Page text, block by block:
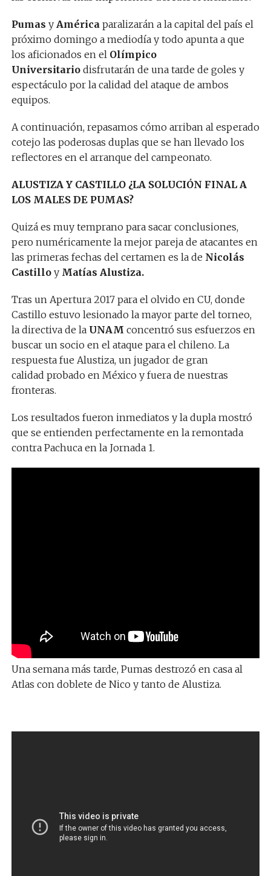
Pumas y América paralizarán a la capital del país el
próximo domingo a mediodía y todo apunta a que
los aficionados en el Olímpico
Universitariodisfrutarán de una tarde de goles y
espectáculo por la calidad del ataque de ambos
equipos.
A continuación, repasamos cómo arriban al esperado
cotejo las poderosas duplas que se han llevado los
reflectores en el arranque del campeonato.
ALUSTIZA Y CASTILLO ¿LA SOLUCIÓN FINAL A
LOS MALES DE PUMAS?
Quizá es muy temprano para sacar conclusiones,
pero numéricamente la mejor pareja de atacantes en
las primeras fechas del certamen es la de Nicolás
Castillo yMatías Alustiza.
Tras un Apertura 2017 para el olvido en CU, donde
Castillo estuvo lesionado la mayor parte del torneo,
la directiva de la UNAM concentró sus esfuerzos en
buscar un socio en el ataque para el chileno. La
respuesta fue Alustiza, un jugador de gran
calidad probado en México y fuera de nuestras
fronteras.
Los resultados fueron inmediatos y la dupla mostró
que se entienden perfectamente en la remontada
contra Pachuca en la Jornada 1.
Una semana más tarde, Pumas destrozó en casa al
Atlas con doblete de Nico y tanto de Alustiza.